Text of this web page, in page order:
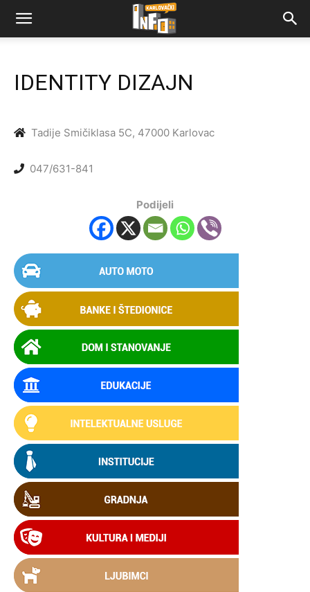
IDENTITY DIZAJN
Tadije Smičiklasa 5C, 47000 Karlovac
047/631-841
Podijeli